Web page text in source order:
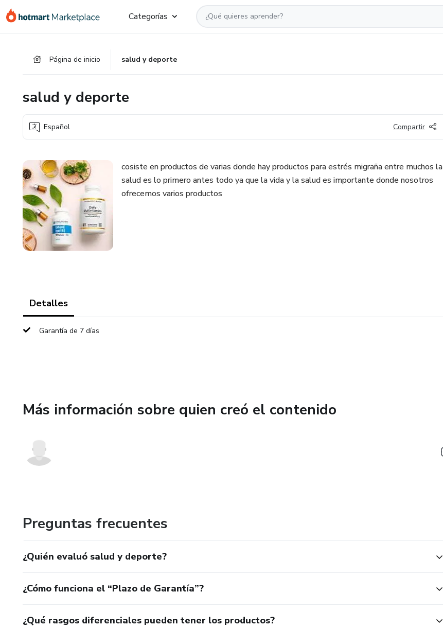
Categorías
Página de inicio salud y deporte
salud y deporte
Español Compartir
cosiste en productos de varias donde hay productos para estrés migraña entre muchos la
salud es lo primero antes todo ya que la vida y la salud es importante donde nosotros
ofrecemos varios productos
Detalles
Garantía de 7 días
Más información sobre quien creó el contenido
Preguntas frecuentes
¿Quién evaluó salud y deporte?
¿Cómo funciona el “Plazo de Garantía”?
¿Qué rasgos diferenciales pueden tener los productos?